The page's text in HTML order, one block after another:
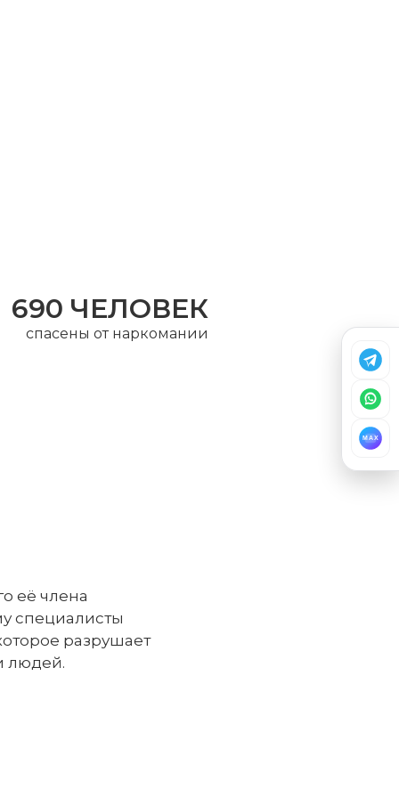
690 ЧЕЛОВЕК
спасены от наркомании
её члена
специалисты
разрушает
людей.
MAX